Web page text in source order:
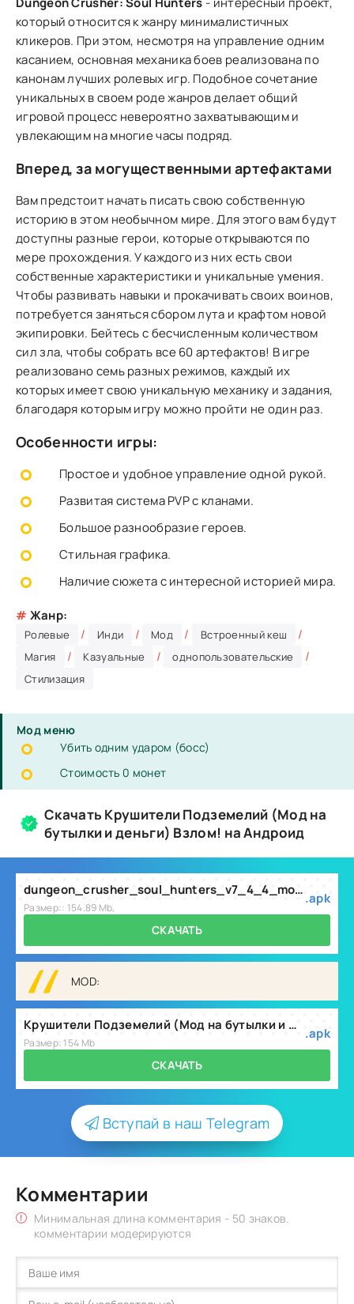
который относится к жанру минималистичных
кликеров. При этом, несмотря на управление одним
касанием, основная механика боев реализована по
канонам лучших ролевых игр. Подобное сочетание
уникальных в своем роде жанров делает общий
игровой процесс невероятно захватывающим и
увлекающим на многие часы подряд.
Вперед, за могущественными артефактами
Вам предстоит начать писать свою собственную
историю в этом необычном мире. Для этого вам будут
доступны разные герои, которые открываются по
мере прохождения. У каждого из них есть свои
собственные характеристики и уникальные умения.
Чтобы развивать навыки и прокачивать своих воинов,
потребуется заняться сбором лута и крафтом новой
экипировки. Бейтесь с бесчисленным количеством
сил зла, чтобы собрать все 60 артефактов! В игре
реализовано семь разных режимов, каждый их
которых имеет свою уникальную механику и задания,
благодаря которым игру можно пройти не один раз.
Особенности игры:
Простое и удобное управление одной рукой.
Развитая система PVP с кланами.
Большое разнообразие героев.
Стильная графика.
Наличие сюжета с интересной историей мира.
# Жанр:
Ролевые / Инди / Мод / Встроенный кеш /
Магия / Казуальные / однопользовательские /
Стилизация
Мод меню
Убить одним ударом (босс)
Стоимость 0 монет
Скачать Крушители Подземелий (Мод на
бутылки и деньги) Взлом! на Андроид
dungeon_crusher_soul_hunters_v7_4_4_mod.apk
Размер:: 154.89 Mb,
.apk
СКАЧАТЬ
MOD:
Крушители Подземелий (Мод на бутылки и деньги) v7.4.7
Размер: 154 Mb
.apk
СКАЧАТЬ
Вступай в наш Telegram
Комментарии
Минимальная длина комментария - 50 знаков.
комментарии модерируются